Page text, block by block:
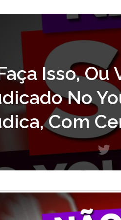
Isso, Ou
No
Com
T
w
i
e